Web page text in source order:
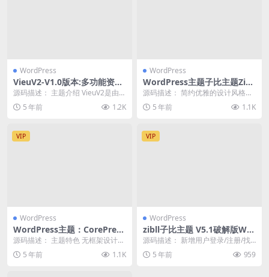
WordPress
VieuV2-V1.0版本:多功能资讯
类WordPress主题
源码描述： 主题介绍 VieuV2是由源
分享更新优化的一款轻量级个人博
客主题!专...
5 年前 1.2K
WordPress
WordPress主题子比主题Zibll
v5.6破解免授权
源码描述： 简约优雅的设计风格、
模块化组件、商城支付系统，全面
的前端功能、深度S...
5 年前 1.1K
VIP
WordPress
WordPress主题：CorePress
v2.6 果核剥壳站长开发
源码描述： 主题特色 无框架设计
主题无前端界面库框架，加载更迅
速。 响应式设计...
5 年前 1.1K
VIP
WordPress
zibll子比主题 V5.1破解版Wor
dPress主题+新增阿里云短信/
口
源码描述： 新增用户登录/注册/找
回密码页面及多项对应设置(自动生
成无需设置) ...
5 年前 959